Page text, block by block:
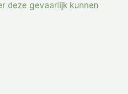
deze gevaarlijk kunnen